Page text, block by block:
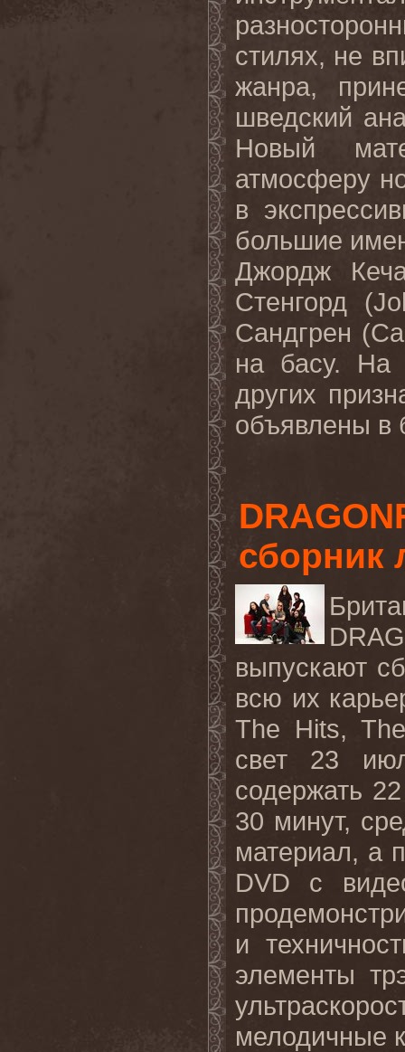
стилях, не
жанра,
шведский
Новый
атмосферу
в
большие
Джордж
Стенгорд
Сандгрен
на басу. На
других
объявлены в
сборник
выпускают
всю их
The Hits, The
свет 23
содержать
30 минут,
материал, а
DVD с
и
элементы
мелодичные